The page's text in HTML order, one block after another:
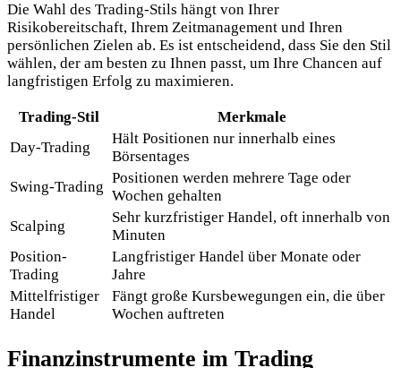
Die Wahl des Trading-Stils hängt von Ihrer
Risikobereitschaft, Ihrem Zeitmanagement und Ihren
persönlichen Zielen ab. Es ist entscheidend, dass Sie den Stil
wählen, der am besten zu Ihnen passt, um Ihre Chancen auf
langfristigen Erfolg zu maximieren.
Trading-Stil
Merkmale
Day-Trading
Hält Positionen nur innerhalb eines
Börsentages
Swing-Trading
Positionen werden mehrere Tage oder
Wochen gehalten
Scalping
Sehr kurzfristiger Handel, oft innerhalb von
Minuten
Position-
Trading
Langfristiger Handel über Monate oder
Jahre
Mittelfristiger
Handel
Fängt große Kursbewegungen ein, die über
Wochen auftreten
Finanzinstrumente im Trading